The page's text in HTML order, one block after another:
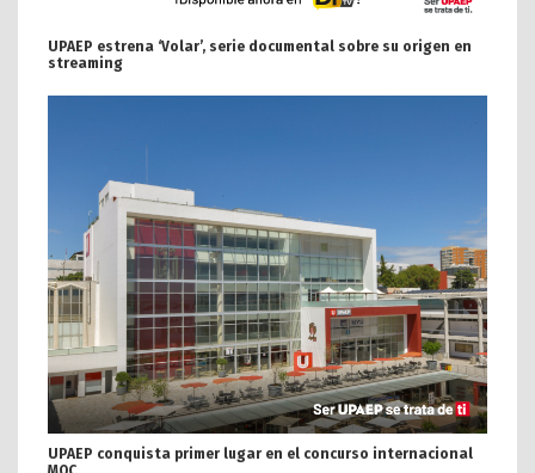
UPAEP estrena ‘Volar’, serie documental sobre su origen en
streaming
UPAEP conquista primer lugar en el concurso internacional